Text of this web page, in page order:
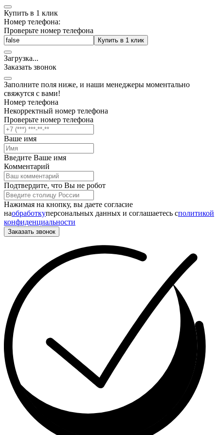
Купить в 1 клик
Номер телефона:
Проверьте номер телефона
Купить в 1 клик
Загрузка...
Заказать звонок
Заполните поля ниже, и наши менеджеры моментально
свяжутся с вами!
Номер телефона
Некорректный номер телефона
Проверьте номер телефона
Ваше имя
Введите Ваше имя
Комментарий
Подтвердите, что Вы не робот
Нажимая на кнопку, вы даете согласие
наобработкуперсональных данных и соглашаетесь cполитикой
конфиденциальности
Заказать звонок